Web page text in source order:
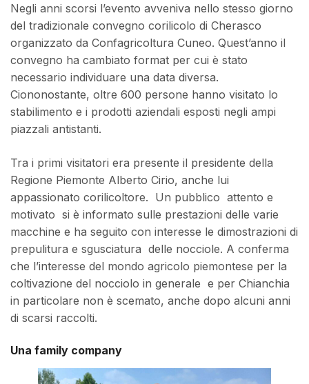
Negli anni scorsi l’evento avveniva nello stesso giorno
del tradizionale convegno corilicolo di Cherasco
organizzato da Confagricoltura Cuneo. Quest’anno il
convegno ha cambiato format per cui è stato
necessario individuare una data diversa.
Ciononostante, oltre 600 persone hanno visitato lo
stabilimento e i prodotti aziendali esposti negli ampi
piazzali antistanti.
Tra i primi visitatori era presente il presidente della
Regione Piemonte Alberto Cirio, anche lui
appassionato corilicoltore. Un pubblico attento e
motivato si è informato sulle prestazioni delle varie
macchine e ha seguito con interesse le dimostrazioni di
prepulitura e sgusciatura delle nocciole. A conferma
che l’interesse del mondo agricolo piemontese per la
coltivazione del nocciolo in generale e per Chianchia
in particolare non è scemato, anche dopo alcuni anni
di scarsi raccolti.
Una family company